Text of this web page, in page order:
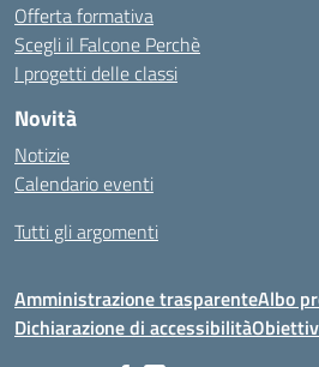
Offerta formativa
Scegli il Falcone Perchè
I progetti delle classi
Novità
Notizie
Calendario eventi
Tutti gli argomenti
Amministrazione trasparenteAlbo
Dichiarazione di accessibilità